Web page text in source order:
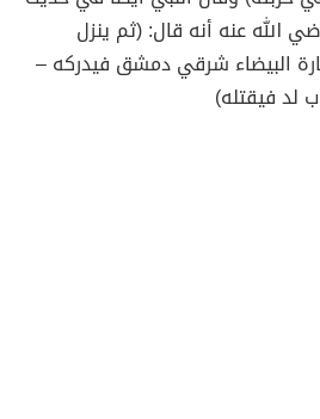
الله عنه أنه قال: (ثم ينزل
البيضاء شرقي دمشق فيدركه –
لد فيقتله)